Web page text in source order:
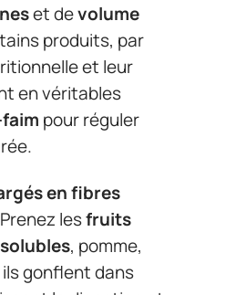
et devolume
produits, par
et leur
en véritables
pour réguler
en fibres
lesfruits
, pomme,
gonflent dans